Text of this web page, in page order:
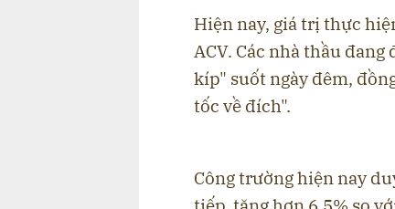
Hiện nay, giá trị thực
ACV. Các nhà thầu
kíp" suốt ngày đêm,
tốc về đích".
Công trường hiện nay